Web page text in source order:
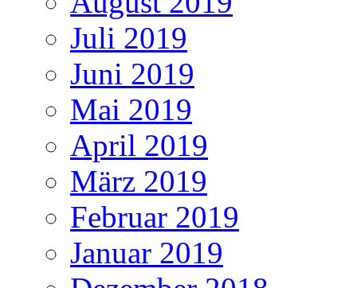
Juli 2019
Juni 2019
Mai 2019
April 2019
März 2019
Februar 2019
Januar 2019